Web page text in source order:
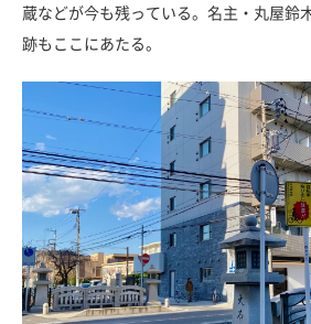
蔵などが今も残っている。名主・丸屋鈴
跡もここにあたる。